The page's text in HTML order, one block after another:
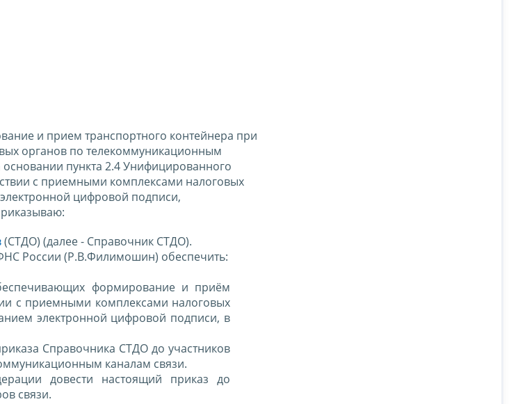
и прием транспортного контейнера при
органов по телекоммуникационным
пункта 2.4 Унифицированного
с приемными комплексами налоговых
цифровой подписи,
(СТДО) (далее - Справочник СТДО).
России (Р.В.Филимошин) обеспечить:
формирование и приём
с приемными комплексами налоговых
электронной цифровой подписи, в
Справочника СТДО до участников
каналам связи.
довести настоящий приказ до
связи.